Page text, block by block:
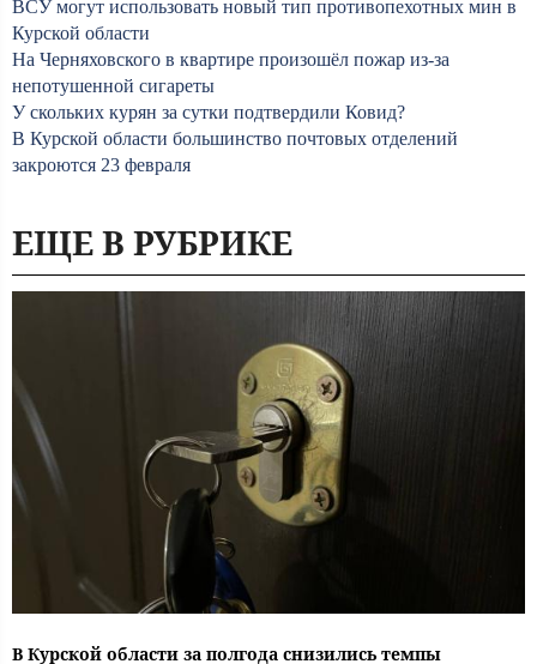
ВСУ могут использовать новый тип противопехотных мин в
Курской области
На Черняховского в квартире произошёл пожар из-за
непотушенной сигареты
У скольких курян за сутки подтвердили Ковид?
В Курской области большинство почтовых отделений
закроются 23 февраля
ЕЩЕ В РУБРИКЕ
В Курской области за полгода снизились темпы